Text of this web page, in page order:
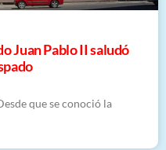
Juan Pablo II saludó
que se conoció la